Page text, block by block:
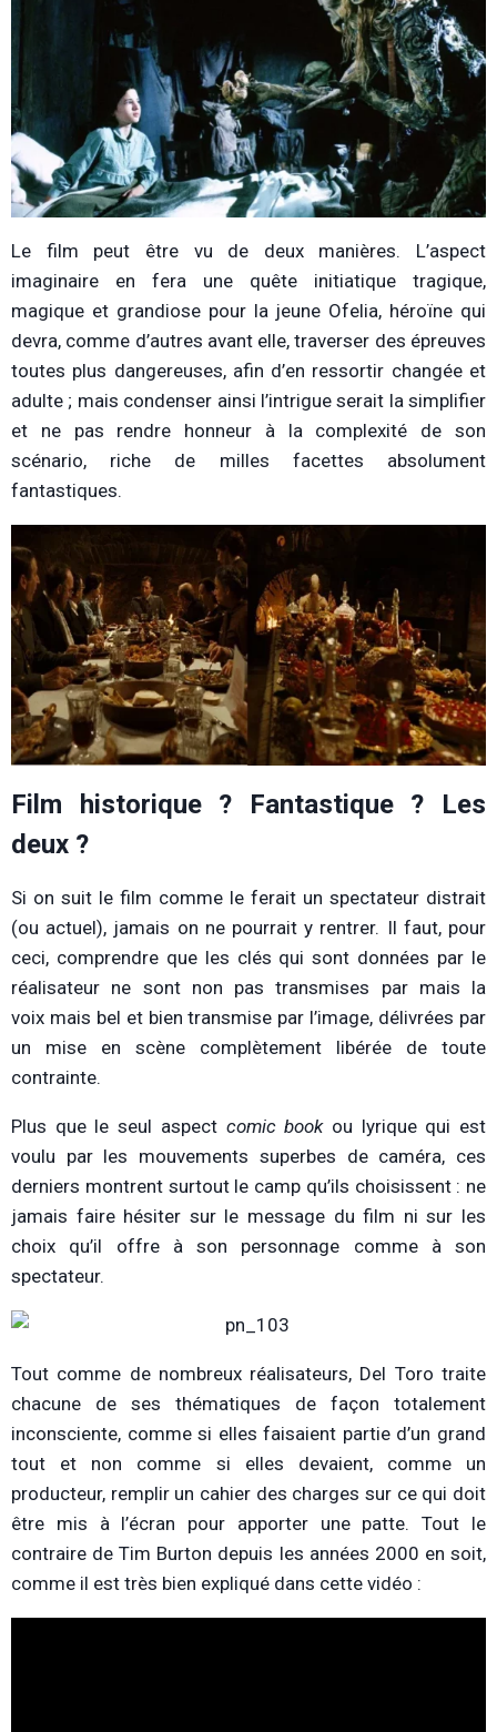
Le film peut être vu de deux manières. L’aspect
imaginaire en fera une quête initiatique tragique,
magique et grandiose pour la jeune Ofelia, héroïne qui
devra, comme d’autres avant elle, traverser des épreuves
toutes plus dangereuses, afin d’en ressortir changée et
adulte ; mais condenser ainsi l’intrigue serait la simplifier
et ne pas rendre honneur à la complexité de son
scénario, riche de milles facettes absolument
fantastiques.
Film historique ? Fantastique ? Les
deux ?
Si on suit le film comme le ferait un spectateur distrait
(ou actuel), jamais on ne pourrait y rentrer. Il faut, pour
ceci, comprendre que les clés qui sont données par le
réalisateur ne sont non pas transmises par mais la
voix mais bel et bien transmise par l’image, délivrées par
un mise en scène complètement libérée de toute
contrainte.
Plus que le seul aspect comic bookou lyrique qui est
voulu par les mouvements superbes de caméra, ces
derniers montrent surtout le camp qu’ils choisissent : ne
jamais faire hésiter sur le message du film ni sur les
choix qu’il offre à son personnage comme à son
spectateur.
Tout comme de nombreux réalisateurs, Del Toro traite
chacune de ses thématiques de façon totalement
inconsciente, comme si elles faisaient partie d’un grand
tout et non comme si elles devaient, comme un
producteur, remplir un cahier des charges sur ce qui doit
être mis à l’écran pour apporter une patte. Tout le
contraire de Tim Burton depuis les années 2000 en soit,
comme il est très bien expliqué dans cette vidéo :